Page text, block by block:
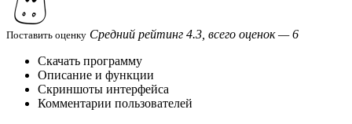
Поставить оценку Средний рейтинг 4.3, всего оценок — 6
Скачать программу
Описание и функции
Скриншоты интерфейса
Комментарии пользователей